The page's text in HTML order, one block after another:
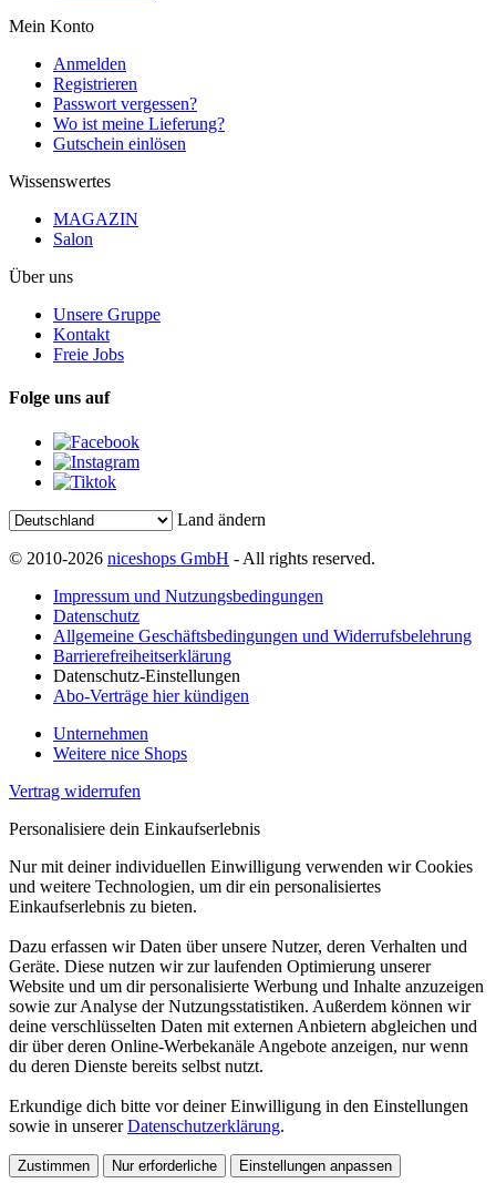
Mein Konto
Anmelden
Registrieren
Passwort vergessen?
Wo ist meine Lieferung?
Gutschein einlösen
Wissenswertes
MAGAZIN
Salon
Über uns
Unsere Gruppe
Kontakt
Freie Jobs
Folge uns auf
Land ändern
© 2010-2026 niceshops GmbH - All rights reserved.
Impressum und Nutzungsbedingungen
Datenschutz
Allgemeine Geschäftsbedingungen und Widerrufsbelehrung
Barrierefreiheitserklärung
Datenschutz-Einstellungen
Abo-Verträge hier kündigen
Unternehmen
Weitere nice Shops
Vertrag widerrufen
Personalisiere dein Einkaufserlebnis
Nur mit deiner individuellen Einwilligung verwenden wir Cookies
und weitere Technologien, um dir ein personalisiertes
Einkaufserlebnis zu bieten.
Dazu erfassen wir Daten über unsere Nutzer, deren Verhalten und
Geräte. Diese nutzen wir zur laufenden Optimierung unserer
Website und um dir personalisierte Werbung und Inhalte anzuzeigen
sowie zur Analyse der Nutzungsstatistiken. Außerdem können wir
deine verschlüsselten Daten mit externen Anbietern abgleichen und
dir über deren Online-Werbekanäle Angebote anzeigen, nur wenn
du deren Dienste bereits selbst nutzt.
Erkundige dich bitte vor deiner Einwilligung in den Einstellungen
sowie in unsererDatenschutzerklärung.
Zustimmen Nur erforderliche Einstellungen anpassen